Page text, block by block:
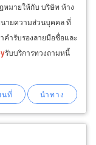
หมายให้กับ บริษัท ห้าง
นายความส่วนบุคคล ที่
คำรับรองลายมือชื่อและ
รับบริการทวงถามหนี้